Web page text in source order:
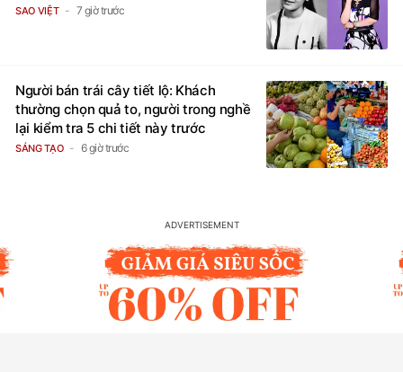
SAO VIỆT 7 giờ trước
Người bán trái cây tiết lộ: Khách
thường chọn quả to, người trong nghề
lại kiểm tra 5 chi tiết này trước
SÁNG TẠO 6 giờ trước